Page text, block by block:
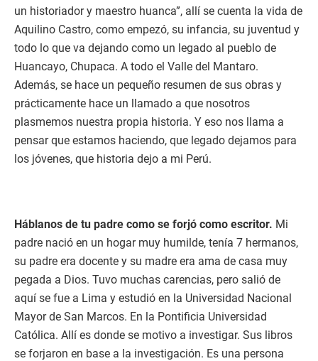
un historiador y maestro huanca”, allí se cuenta la vida de
Aquilino Castro, como empezó, su infancia, su juventud y
todo lo que va dejando como un legado al pueblo de
Huancayo, Chupaca. A todo el Valle del Mantaro.
Además, se hace un pequeño resumen de sus obras y
prácticamente hace un llamado a que nosotros
plasmemos nuestra propia historia. Y eso nos llama a
pensar que estamos haciendo, que legado dejamos para
los jóvenes, que historia dejo a mi Perú.
Háblanos de tu padre como se forjó como escritor. Mi
padre nació en un hogar muy humilde, tenía 7 hermanos,
su padre era docente y su madre era ama de casa muy
pegada a Dios. Tuvo muchas carencias, pero salió de
aquí se fue a Lima y estudió en la Universidad Nacional
Mayor de San Marcos. En la Pontificia Universidad
Católica. Allí es donde se motivo a investigar. Sus libros
se forjaron en base a la investigación. Es una persona